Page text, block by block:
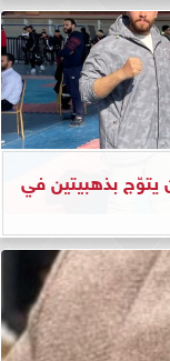
بذهبيتين في